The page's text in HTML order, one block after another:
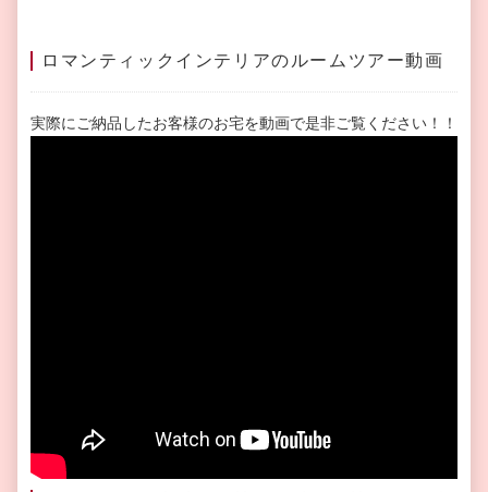
ロマンティックインテリアのルームツアー動画
実際にご納品したお客様のお宅を動画で是非ご覧ください！！